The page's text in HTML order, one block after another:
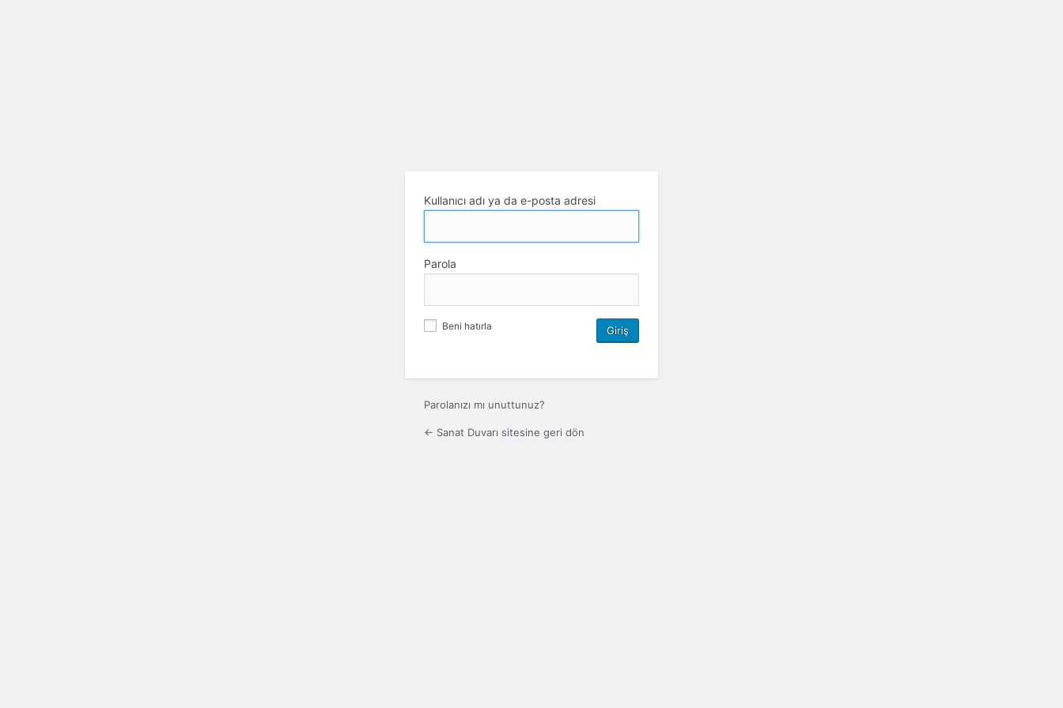
Kullanıcı adı ya da e-posta adresi
Parola
Beni hatırla
Parolanızı mı unuttunuz?
← Sanat Duvarı sitesine geri dön